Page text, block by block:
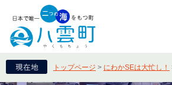
トップページ > にわかSEは大忙し！